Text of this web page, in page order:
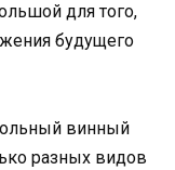
для того,
будущего
винный
разных видов